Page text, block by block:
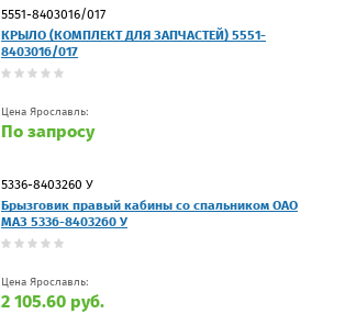
5551-8403016/017
КРЫЛО (КОМПЛЕКТ ДЛЯ ЗАПЧАСТЕЙ) 5551-
8403016/017
Цена Ярославль:
По запросу
5336-8403260 У
Брызговик правый кабины со спальником ОАО
МАЗ 5336-8403260 У
Цена Ярославль:
2 105.60 руб.